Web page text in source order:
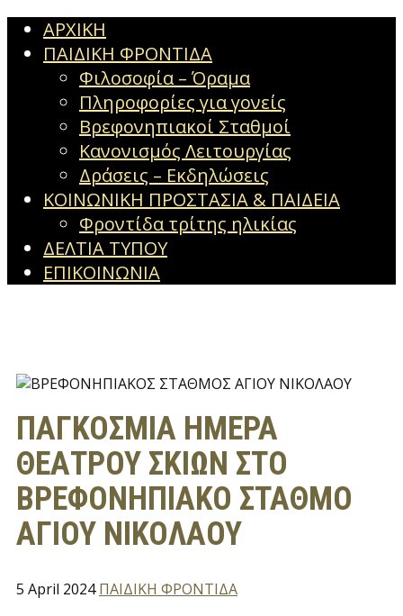
ΑΡΧΙΚΗ
ΠΑΙΔΙΚΗ ΦΡΟΝΤΙΔΑ
Φιλοσοφία – Όραμα
Πληροφορίες για γονείς
Βρεφονηπιακοί Σταθμοί
Κανονισμός Λειτουργίας
Δράσεις – Εκδηλώσεις
ΚΟΙΝΩΝΙΚΗ ΠΡΟΣΤΑΣΙΑ & ΠΑΙΔΕΙΑ
Φροντίδα τρίτης ηλικίας
ΔΕΛΤΙΑ ΤΥΠΟΥ
ΕΠΙΚΟΙΝΩΝΙΑ
ΠΑΓΚΟΣΜΙΑ ΗΜΕΡΑ
ΘΕΑΤΡΟΥ ΣΚΙΩΝ ΣΤΟ
ΒΡΕΦΟΝΗΠΙΑΚΟ ΣΤΑΘΜΟ
ΑΓΙΟΥ ΝΙΚΟΛΑΟΥ
5 April 2024 ΠΑΙΔΙΚΗ ΦΡΟΝΤΙΔΑ